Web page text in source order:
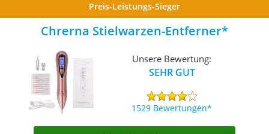
Preis-Leistungs-Sieger
Chrerna Stielwarzen-Entferner
Unsere Bewertung:
SEHR GUT
1529 Bewertungen